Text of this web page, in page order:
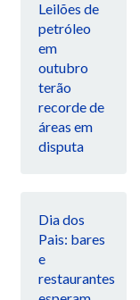
Leilões de
petróleo
em
outubro
terão
recorde de
áreas em
disputa
Dia dos
Pais: bares
e
restaurantes